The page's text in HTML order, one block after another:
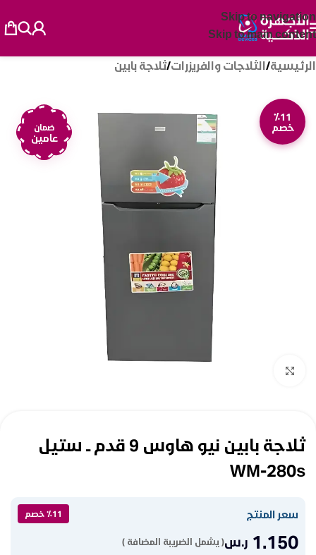
Skip to navigation
Skip to main content
الرئيسية/الثلاجات والفريزرات/ثلاجة بابين
٪11
خصم
ضمان
عامين
ثلاجة بابين نيو هاوس 9 قدم ــ ستيل
WM-280s
سعر المنتج ٪11 خصم
1.150 ر.س( يشمل الضريبة المضافة )